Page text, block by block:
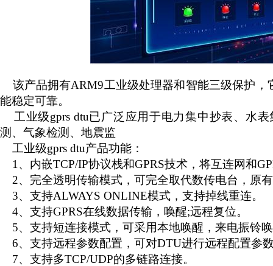
该产品拥有ARM9工业级处理器和智能三级保护
能稳定可靠。
工业级gprs dtu已广泛应用于电力集中抄表、水
测、气象检测、地震监
工业级gprs dtu产品功能：
1、内嵌TCP/IP协议栈和GPRS技术，将互连网和
2、完全透明传输模式，可完全取代数传电台，原
3、支持ALWAYS ONLINE模式，支持掉线重连。
4、支持GPRS在线数据传输，唤醒;远程复位。
5、支持短连接模式，可采用本地唤醒，来电振铃
6、支持远程参数配置，可对DTU进行远程配置参
7、支持多TCP/UDP的多链路连接。